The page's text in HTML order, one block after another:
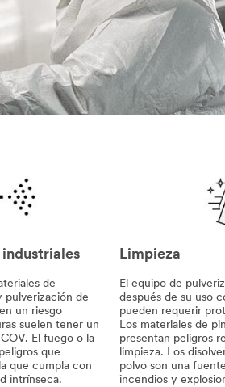
de
pulverización de
un riesgo
suelen tener un
El fuego o la
que
que cumpla con
intrínseca.
Limpieza
El equipo de
después de su uso
pueden requerir
Los materiales de
presentan peligros
limpieza. Los
polvo son una
incendios y